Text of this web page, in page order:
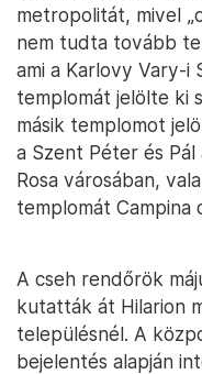
metropolitát, mivel
nem tudta tovább
ami a Karlovy Vary-i
templomát jelölte ki
másik templomot
a Szent Péter és
Rosa városában,
templomát Campina
A cseh rendőrök
kutatták át Hilarion
településnél. A
bejelentés alapján